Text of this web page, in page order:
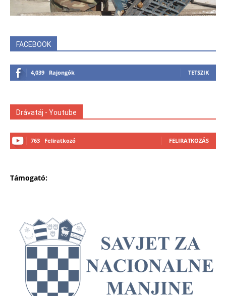
FACEBOOK
4,039 Rajongók TETSZIK
Drávatáj - Youtube
763 Feliratkozó FELIRATKOZÁS
Támogató: